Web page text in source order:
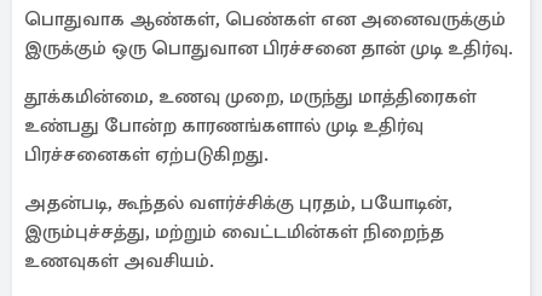
பொதுவாக ஆண்கள், பெண்கள் என அனைவருக்கும்
இருக்கும் ஒரு பொதுவான பிரச்சனை தான் முடி உதிர்வு.
தூக்கமின்மை, உணவு முறை, மருந்து மாத்திரைகள்
உண்பது போன்ற காரணங்களால் முடி உதிர்வு
பிரச்சனைகள் ஏற்படுகிறது.
அதன்படி, கூந்தல் வளர்ச்சிக்கு புரதம், பயோடின்,
இரும்புச்சத்து, மற்றும் வைட்டமின்கள் நிறைந்த
உணவுகள் அவசியம்.